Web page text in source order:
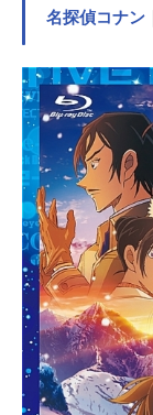
名探偵コナン